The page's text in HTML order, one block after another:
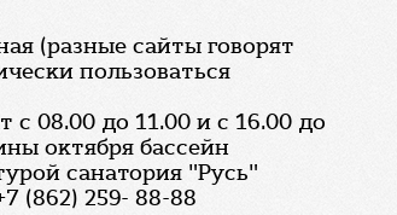
(разные сайты говорят
пользоваться
08.00 до 11.00 и с 16.00 до
октября бассейн
санатория "Русь"
(862) 259- 88-88